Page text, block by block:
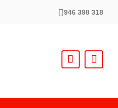
946 398 318